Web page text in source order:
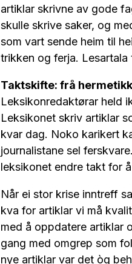
artiklar skrivne av gode
skulle skrive saker, og
som vart sende heim til
trikken og ferja.
Taktskifte: frå
Leksikonredaktørar held
Leksikonet skriv artiklar
kvar dag. Noko karikert
journalistane sel
leksikonet endre takt for
Når ei stor krise inntreff
kva for artiklar vi må
med å oppdatere artiklar
gang med omgrep som
nye artiklar var det òg